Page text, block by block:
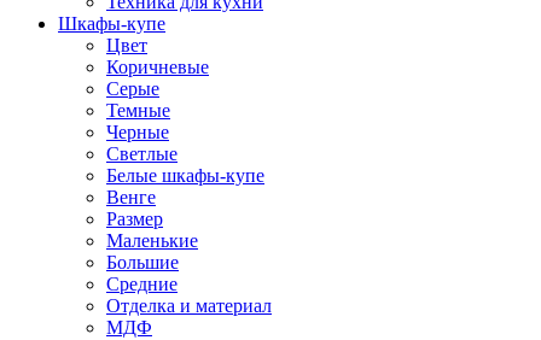
Шкафы-купе
Цвет
Коричневые
Серые
Темные
Черные
Светлые
Белые шкафы-купе
Венге
Размер
Маленькие
Большие
Средние
Отделка и материал
МДФ